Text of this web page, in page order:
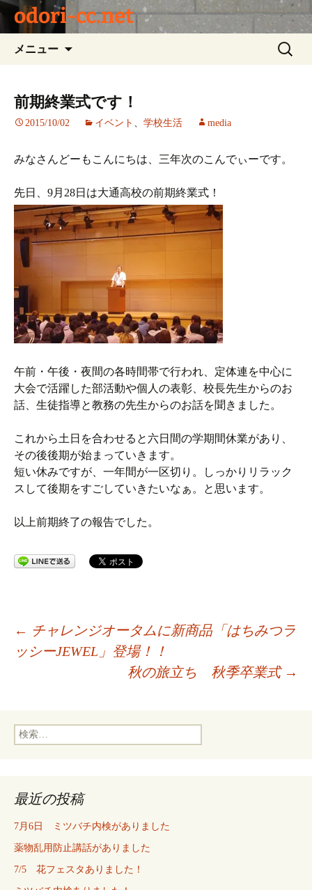
odori-cc.net
メニュー
ツ
キ
プ
検
索:
前期終業式です！
2015/10/02 イベント 、 学校生活 media
みなさんどーもこんにちは、三年次のこんでぃーです。
先日、9月28日は大通高校の前期終業式！
午前・午後・夜間の各時間帯で行われ、定体連を中心に
大会で活躍した部活動や個人の表彰、校長先生からのお
話、生徒指導と教務の先生からのお話を聞きました。
これから土日を合わせると六日間の学期間休業があり、
その後後期が始まっていきます。
短い休みですが、一年間が一区切り。しっかりリラック
スして後期をすごしていきたいなぁ。と思います。
以上前期終了の報告でした。
投
ナ
ゲ
ー
← チャレンジオータムに新商品「はちみつラ
ッシーJEWEL」登場！！
秋の旅立ち 秋季卒業式 →
検
索:
最近の投稿
7月6日 ミツバチ内検がありました
薬物乱用防止講話がありました
7/5 花フェスタありました！